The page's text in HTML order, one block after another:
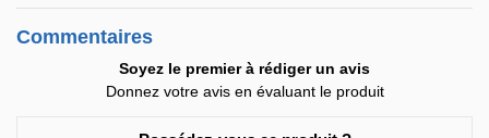
Commentaires
Soyez le premier à rédiger un avis
Donnez votre avis en évaluant le produit